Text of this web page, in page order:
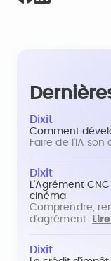
Dixit
Comment
Faire de l'IA
Dixit
L'Agrément
cinéma
Comprendre,
d'agrément
Dixit